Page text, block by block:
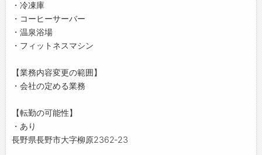
・冷凍庫
・コーヒーサーバー
・温泉浴場
・フィットネスマシン
【業務内容変更の範囲】
・会社の定める業務
【転勤の可能性】
・あり
長野県長野市大字柳原2362‐23